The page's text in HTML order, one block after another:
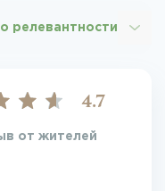
релевантности
4.7
от жителей